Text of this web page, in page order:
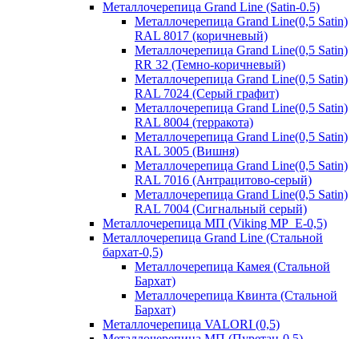
Металлочерепица Grand Line (Satin-0.5)
Металлочерепица Grand Line(0,5 Satin)
RAL 8017 (коричневый)
Металлочерепица Grand Line(0,5 Satin)
RR 32 (Темно-коричневый)
Металлочерепица Grand Line(0,5 Satin)
RAL 7024 (Серый графит)
Металлочерепица Grand Line(0,5 Satin)
RAL 8004 (терракота)
Металлочерепица Grand Line(0,5 Satin)
RAL 3005 (Вишня)
Металлочерепица Grand Line(0,5 Satin)
RAL 7016 (Антрацитово-серый)
Металлочерепица Grand Line(0,5 Satin)
RAL 7004 (Сигнальный серый)
Металлочерепица МП (Viking MP_E-0,5)
Металлочерепица Grand Line (Стальной
бархат-0,5)
Металлочерепица Камея (Стальной
Бархат)
Металлочерепица Квинта (Стальной
Бархат)
Металлочерепица VALORI (0,5)